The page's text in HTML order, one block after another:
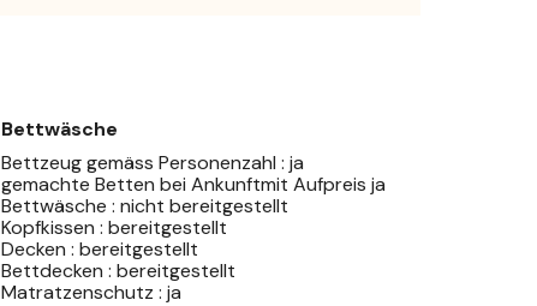
Bettwäsche
Bettzeug gemäss Personenzahl : ja
gemachte Betten bei Ankunftmit Aufpreis ja
Bettwäsche : nicht bereitgestellt
Kopfkissen : bereitgestellt
Decken : bereitgestellt
Bettdecken : bereitgestellt
Matratzenschutz : ja